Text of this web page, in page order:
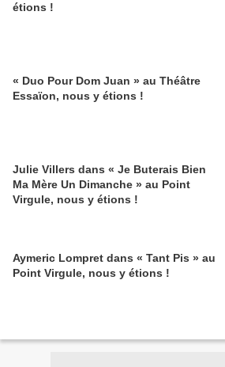
étions !
« Duo Pour Dom Juan » au Théâtre
Essaïon, nous y étions !
Julie Villers dans « Je Buterais Bien
Ma Mère Un Dimanche » au Point
Virgule, nous y étions !
Aymeric Lompret dans « Tant Pis » au
Point Virgule, nous y étions !